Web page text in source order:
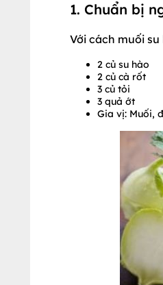
1. Chuẩn bị
Với cách muối
2 củ su hào
2 củ cà rốt
3 củ tỏi
3 quả ớt
Gia vị: Muối,